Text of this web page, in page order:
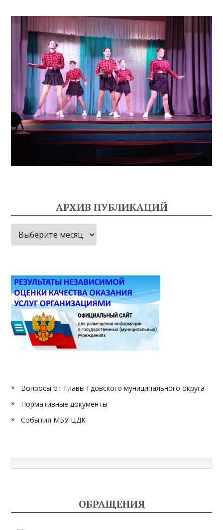
АРХИВ ПУБЛИКАЦИЙ
Архив
публикаций
Вопросы от Главы Гдовского муниципального округа
Нормативные документы
События МБУ ЦДК
ОБРАЩЕНИЯ